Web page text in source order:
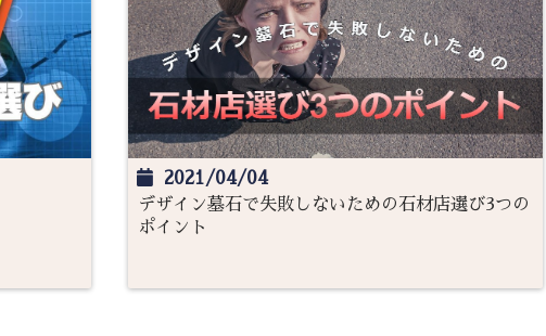
2021/04/04
デザイン墓石で失敗しないための石材店選び3つの
ポイント